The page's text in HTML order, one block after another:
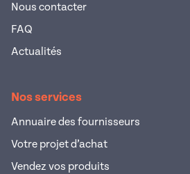
Nous contacter
FAQ
Actualités
Nos services
Annuaire des fournisseurs
Votre projet d’achat
Vendez vos produits